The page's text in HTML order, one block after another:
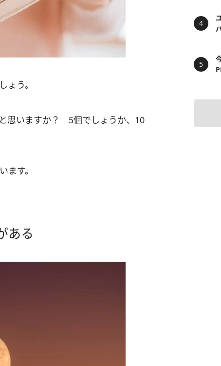
ょう。
思いますか？ 5個でしょうか、10
ます。
ある